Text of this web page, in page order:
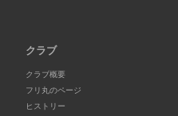
クラブ
クラブ概要
フリ丸のページ
ヒストリー